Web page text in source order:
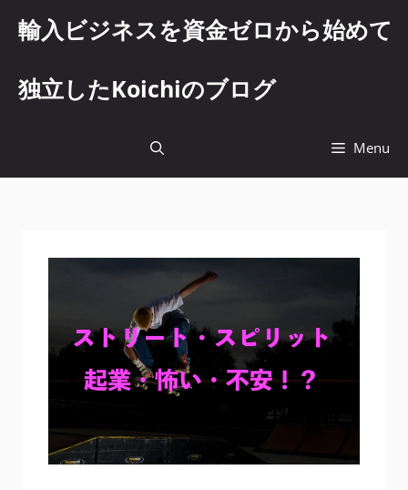
輸入ビジネスを資金ゼロから始めて
独立したKoichiのブログ
Menu